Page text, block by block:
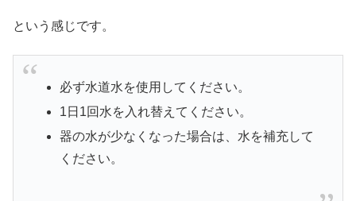
という感じです。
必ず水道水を使用してください。
1日1回水を入れ替えてください。
器の水が少なくなった場合は、水を補充して
ください。